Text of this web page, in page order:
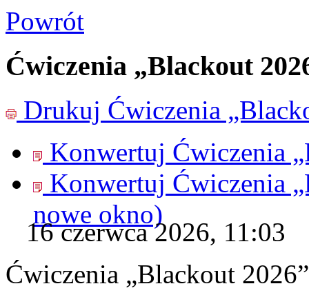
Powrót
Ćwiczenia „Blackout
Drukuj Ćwiczenia
Konwertuj Ćwiczenia
Konwertuj Ćwiczenia
nowe okno)
16 czerwca 2026, 11:03
Ćwiczenia „Blackout 2026”